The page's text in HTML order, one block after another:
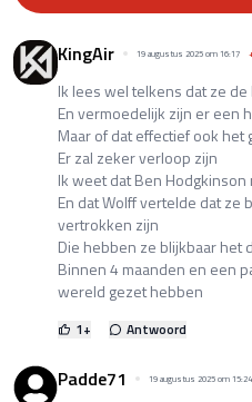
KingAir 19 augustus 2025 om 16:17
Ik lees wel telkens dat ze
En vermoedelijk zijn er een
Maar of dat effectief ook het
Er zal zeker verloop zijn
Ik weet dat Ben
En dat Wolff vertelde dat
vertrokken zijn
Die hebben ze blijkbaar het
Binnen 4 maanden en een
wereld gezet hebben
1+ Antwoord
Padde71 19 augustus 2025 om 15:24